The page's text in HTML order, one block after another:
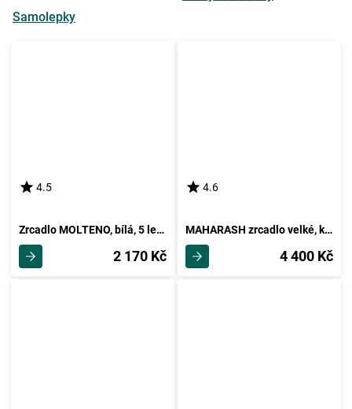
Samolepky
4.5
Zrcadlo MOLTENO, bílá, 5 let záruka
2 170 Kč
4.6
MAHARASH zrcadlo velké, kaštan, 5 let záruka
4 400 Kč